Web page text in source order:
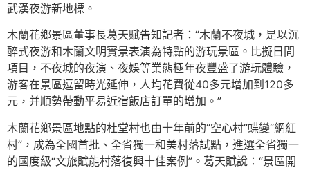
武漢夜游新地標。
木蘭花鄉景區董事長葛天賦告知記者：“木蘭不夜城，是以沉
醉式夜游和木蘭文明實景表演為特點的游玩景區。比擬日間
項目，不夜城的夜演、夜娛等業態極年夜豐盛了游玩體驗，
游客在景區逗留時光延伸，人均花費從40多元增加到120多
元，并順勢帶動平易近宿飯店訂單的增加。”
木蘭花鄉景區地點的杜堂村也由十年前的“空心村”蝶變“網紅
村”，成為全國首批、全省獨一和美村落試點，進選全省獨一
的國度級“文旅賦能村落復興十佳案例”。葛天賦說：“景區開